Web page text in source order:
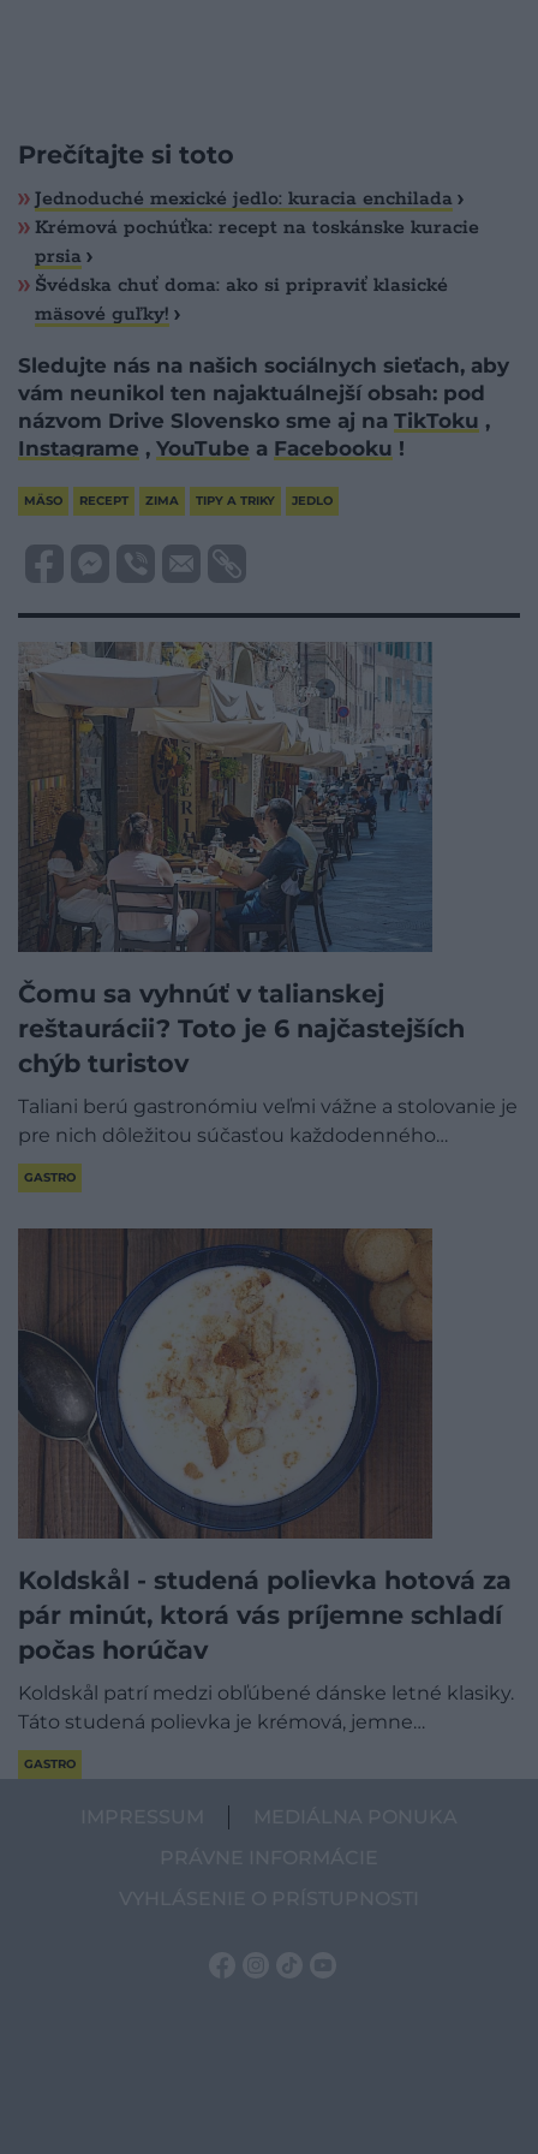
Prečítajte si toto
Jednoduché mexické jedlo: kuracia enchilada
Krémová pochúťka: recept na toskánske kuracie
prsia
Švédska chuť doma: ako si pripraviť klasické
mäsové guľky!
Sledujte nás na našich sociálnych sieťach, aby
vám neunikol ten najaktuálnejší obsah: pod
názvom Drive Slovensko sme aj na TikToku ,
Instagrame , YouTube a Facebooku !
MÄSO RECEPT ZIMA TIPY A TRIKY JEDLO
Čomu sa vyhnúť v talianskej
reštaurácii? Toto je 6 najčastejších
chýb turistov
Taliani berú gastronómiu veľmi vážne a stolovanie je
pre nich dôležitou súčasťou každodenného…
GASTRO
Koldskål - studená polievka hotová za
pár minút, ktorá vás príjemne schladí
počas horúčav
Koldskål patrí medzi obľúbené dánske letné klasiky.
Táto studená polievka je krémová, jemne…
GASTRO